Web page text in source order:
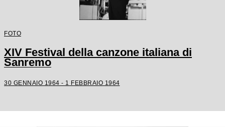
FOTO
XIV Festival della canzone italiana di
Sanremo
30 GENNAIO 1964 - 1 FEBBRAIO 1964